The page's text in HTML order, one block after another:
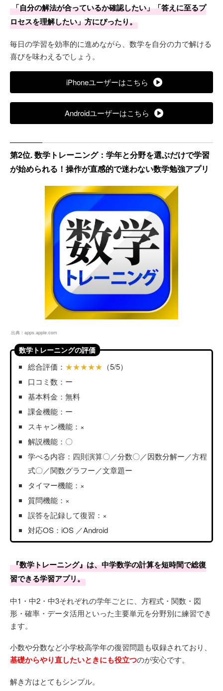
「自分の解法が合っているか確認したい」「答えに至るプ
ロセスを理解したい」方にぴったり。
毎日の学習を効率的に進めながら、数学を自分の力で解ける
喜びを味わえるでしょう。
iPhoneユーザーはこちら
Androidユーザーはこちら
第2位. 数学トレーニング：学年と分野を選ぶだけで学習
が始められる！操作が直感的で迷わない数学勉強アプリ
出典： apps.apple.com
数学トレーニングの評価
総合評価： ★★★★★ （5/5）
口コミ数：ー
基本料金：無料
課金機能：ー
スキャン機能：×
解説機能：〇
学べる内容：四則演算〇／分数〇／因数分解ー／方程
式〇／関数グラフー／文章題ー
タイマー機能：×
質問機能：×
誤答を記録して復習：×
対応OS：iOS ／Android
『数学トレーニング』は、中学数学の計算を短時間で総復
習できる学習アプリ。
中1・中2・中3それぞれの学年ごとに、方程式・関数・図
形・確率・データ活用といった主要単元を分野別に練習でき
ます。
小数や分数など小学校高学年の復習問題も収録されており、
基礎からやり直したいときにも役立つのが安心です。
解き方はとてもシンプル。